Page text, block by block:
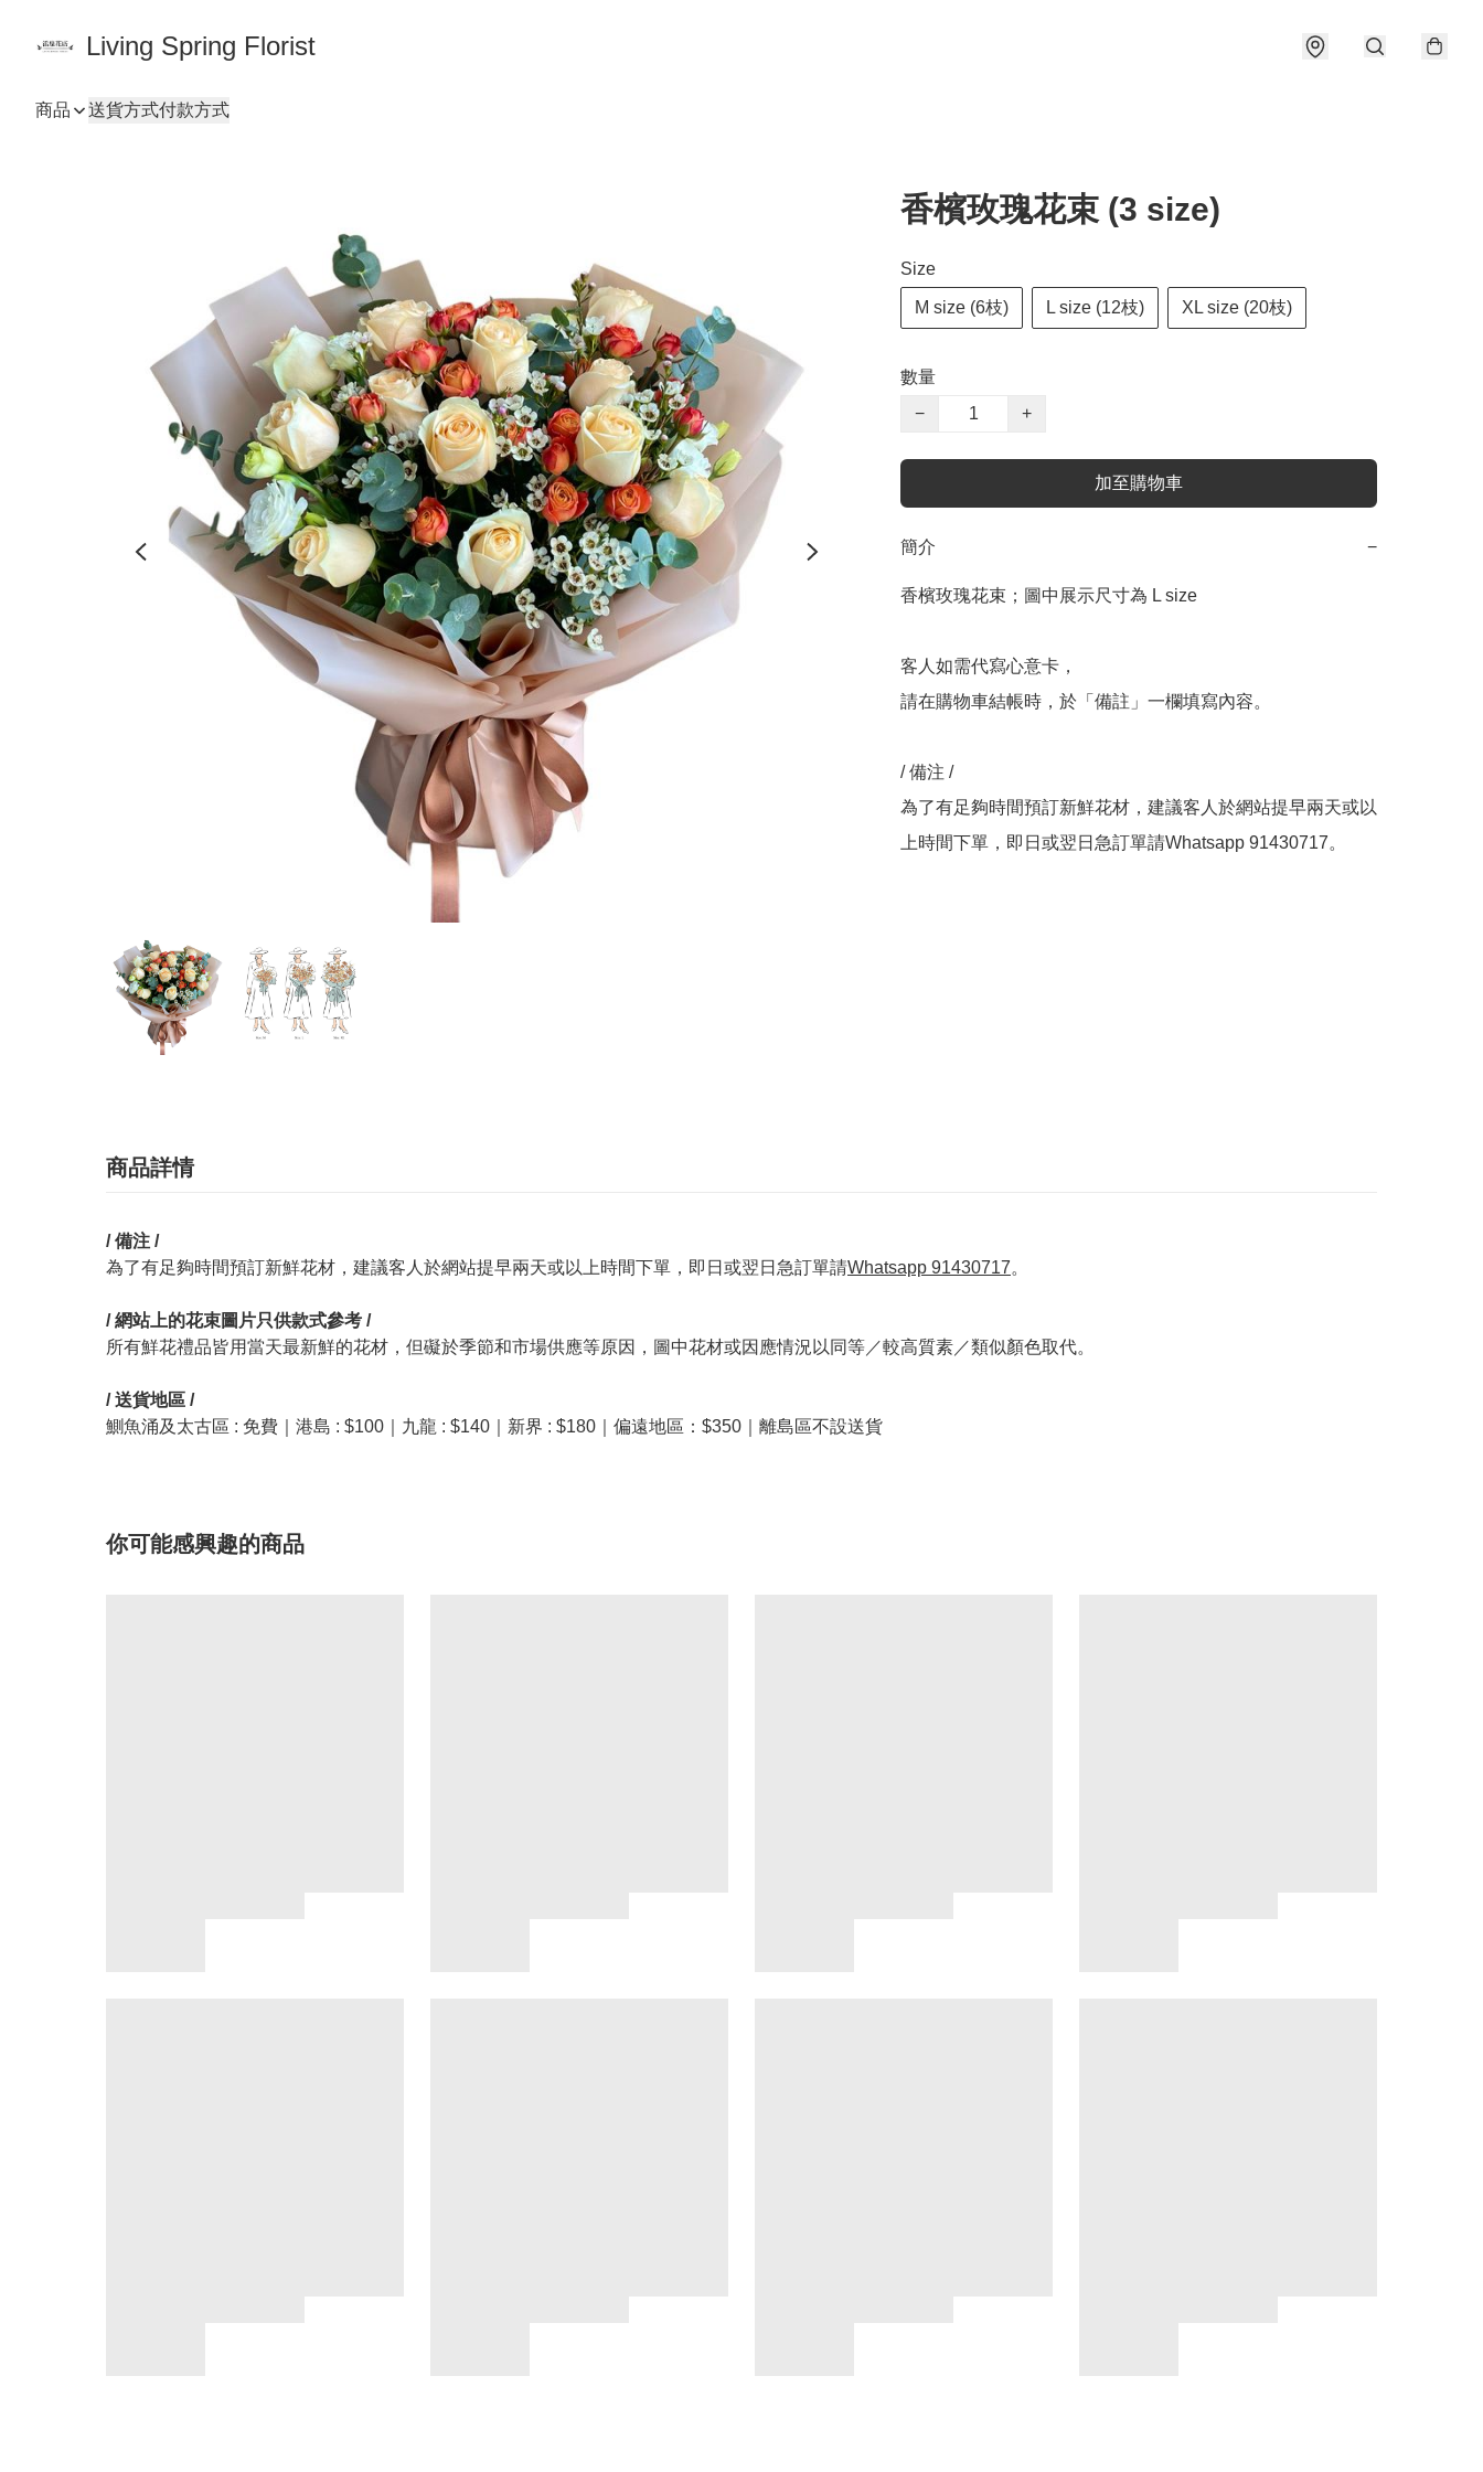
Living Spring Florist
商品 送貨方式付款方式
香檳玫瑰花束 (3 size)
Size
M size (6枝) L size (12枝) XL size (20枝)
數量
−
+
加至購物車
簡介 −
香檳玫瑰花束；圖中展示尺寸為 L size
客人如需代寫心意卡，
請在購物車結帳時，於「備註」一欄填寫內容。
/ 備注 /
為了有足夠時間預訂新鮮花材，建議客人於網站提早兩天或以
上時間下單，即日或翌日急訂單請Whatsapp 91430717。
商品詳情
/ 備注 /
為了有足夠時間預訂新鮮花材，建議客人於網站提早兩天或以上時間下單，即日或翌日急訂單請Whatsapp 91430717。
/ 網站上的花束圖片只供款式參考 /
所有鮮花禮品皆用當天最新鮮的花材，但礙於季節和市場供應等原因，圖中花材或因應情況以同等／較高質素／類似顏色取代。
/ 送貨地區 /
鰂魚涌及太古區 : 免費｜港島 : $100｜九龍 : $140｜新界 : $180｜偏遠地區：$350｜離島區不設送貨
你可能感興趣的商品